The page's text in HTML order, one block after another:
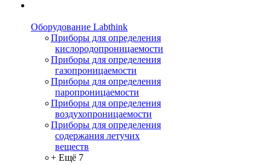
Оборудование Labthink
Приборы для определения
кислородопроницаемости
Приборы для определения
газопроницаемости
Приборы для определения
паропроницаемости
Приборы для определения
воздухопроницаемости
Приборы для определения
содержания летучих
веществ
+ Ещё 7